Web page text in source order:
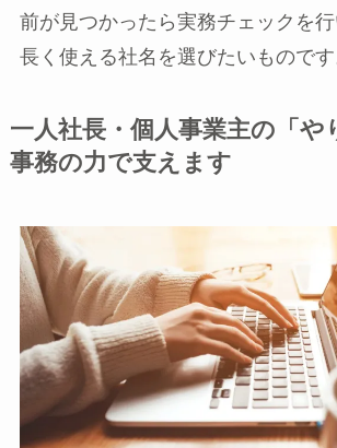
前が見つかったら実務チェックを
長く使える社名を選びたいものです
一人社長・個人事業主の「や
事務の力で支えます